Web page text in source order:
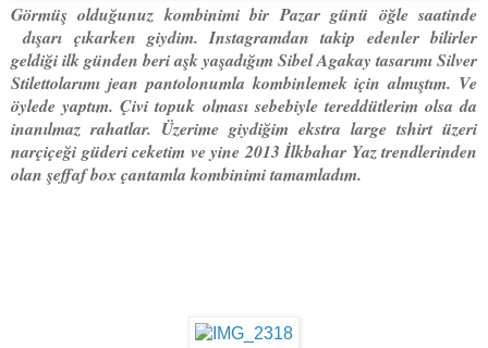
Görmüş olduğunuz kombinimi bir Pazar günü öğle saatinde
dışarı çıkarken giydim. Instagramdan takip edenler bilirler
geldiği ilk günden beri aşk yaşadığım Sibel Agakay tasarımı Silver
Stilettolarımı jean pantolonumla kombinlemek için almıştım. Ve
öylede yaptım. Çivi topuk olması sebebiyle tereddütlerim olsa da
inanılmaz rahatlar. Üzerime giydiğim ekstra large tshirt üzeri
narçiçeği güderi ceketim ve yine 2013 İlkbahar Yaz trendlerinden
olan şeffaf box çantamla kombinimi tamamladım.